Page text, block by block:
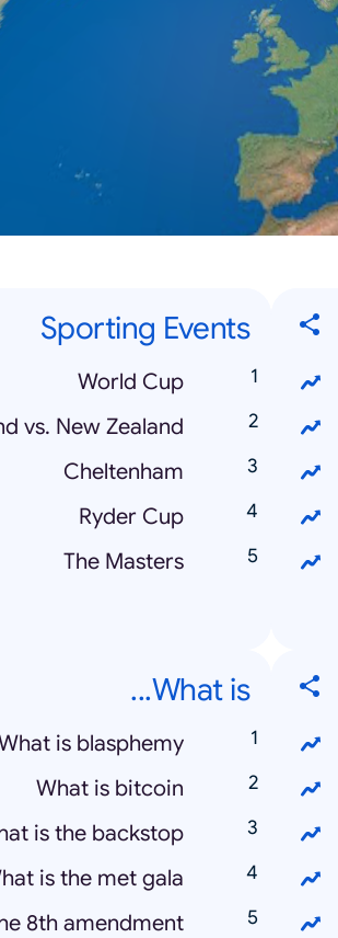
Sporting Events
World Cup
vs. New Zealand
Cheltenham
Ryder Cup
The Masters
What is...
is blasphemy
What is bitcoin
is the backstop
is the met gala
8th amendment